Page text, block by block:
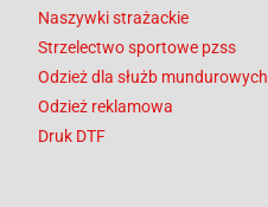
Naszywki strażackie
Strzelectwo sportowe pzss
Odzież dla służb mundurowych
Odzież reklamowa
Druk DTF